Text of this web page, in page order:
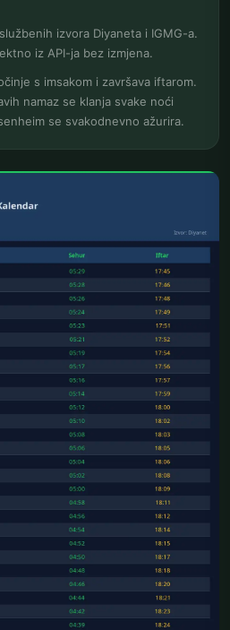
izvora Diyaneta i IGMG-a.
iz API-ja bez izmjena.
s imsakom i završava iftarom.
namaz se klanja svake noći
se svakodnevno ažurira.